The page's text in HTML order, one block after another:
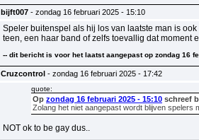
bijft007 - zondag 16 februari 2025 - 15:10
Speler buitenspel als hij los van laatste man is
teen, een haar band of zelfs toevallig dat moment
-- dit bericht is voor het laatst aangepast op zondag 16
Cruzcontrol - zondag 16 februari 2025 - 17:42
quote:
Op zondag 16 februari 2025 - 15:10 schreef
Zolang het niet aangepast wordt blijven spelers
NOT ok to be gay dus..